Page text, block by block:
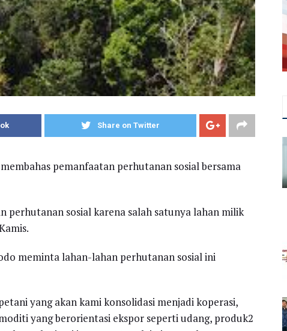
Share on Twitter
pemanfaatan perhutanan sosial bersama
perhutanan sosial karena salah satunya lahan milik
meminta lahan-lahan perhutanan sosial ini
yang akan kami konsolidasi menjadi koperasi,
yang berorientasi ekspor seperti udang, produk2